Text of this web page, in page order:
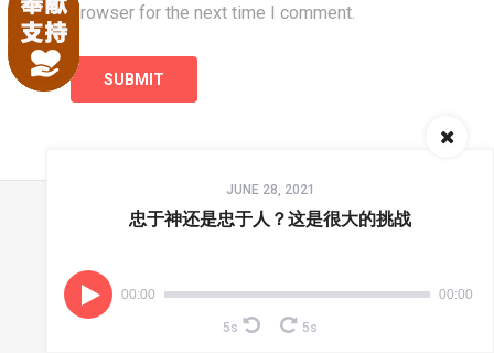
browser for the next time I comment.
JUNE 28, 2021
忠于神还是忠于人？这是很大的挑战
00:00 00:00
5s 5s